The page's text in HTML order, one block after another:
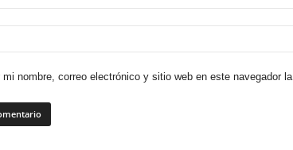
mi nombre, correo electrónico y sitio web en este navegador